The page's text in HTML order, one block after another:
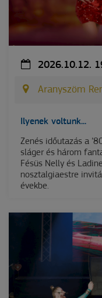
2026.10.12.
Aranyszöm
Ilyenek voltunk...
Zenés időutazás a
sláger és három
Fésüs Nelly és
nosztalgiaestre
évekbe.